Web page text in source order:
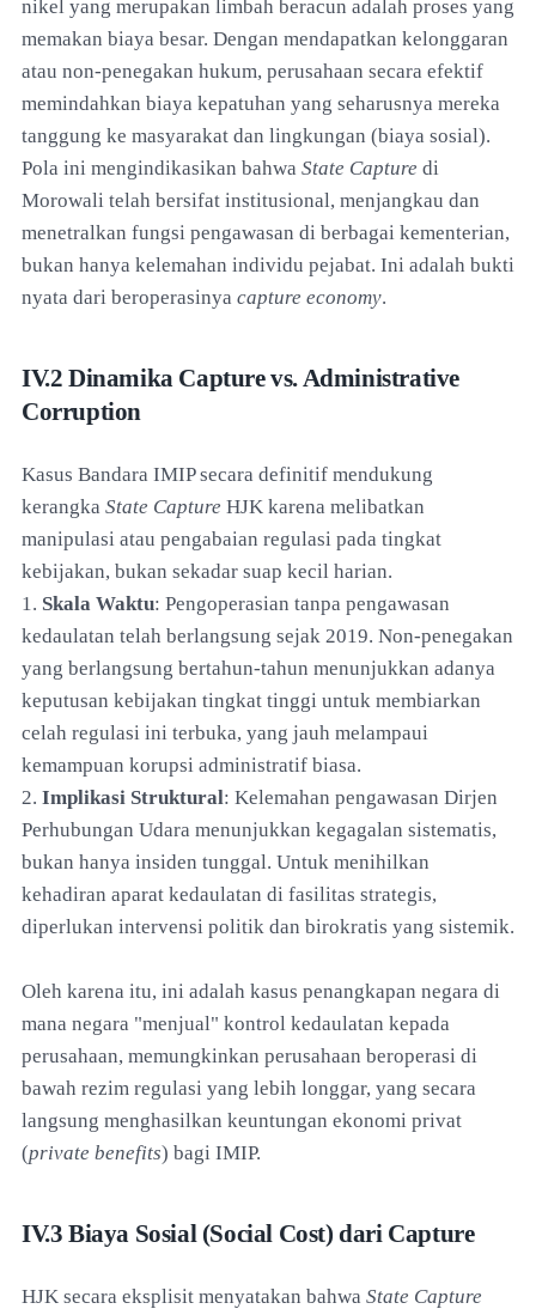
nikel yang merupakan limbah beracun adalah proses yang
memakan biaya besar. Dengan mendapatkan kelonggaran
atau non-penegakan hukum, perusahaan secara efektif
memindahkan biaya kepatuhan yang seharusnya mereka
tanggung ke masyarakat dan lingkungan (biaya sosial).
Pola ini mengindikasikan bahwa State Capture di
Morowali telah bersifat institusional, menjangkau dan
menetralkan fungsi pengawasan di berbagai kementerian,
bukan hanya kelemahan individu pejabat. Ini adalah bukti
nyata dari beroperasinya capture economy.
IV.2 Dinamika Capture vs. Administrative
Corruption
Kasus Bandara IMIP secara definitif mendukung
kerangka State Capture HJK karena melibatkan
manipulasi atau pengabaian regulasi pada tingkat
kebijakan, bukan sekadar suap kecil harian.
1. Skala Waktu: Pengoperasian tanpa pengawasan
kedaulatan telah berlangsung sejak 2019. Non-penegakan
yang berlangsung bertahun-tahun menunjukkan adanya
keputusan kebijakan tingkat tinggi untuk membiarkan
celah regulasi ini terbuka, yang jauh melampaui
kemampuan korupsi administratif biasa.
2. Implikasi Struktural: Kelemahan pengawasan Dirjen
Perhubungan Udara menunjukkan kegagalan sistematis,
bukan hanya insiden tunggal. Untuk menihilkan
kehadiran aparat kedaulatan di fasilitas strategis,
diperlukan intervensi politik dan birokratis yang sistemik.
Oleh karena itu, ini adalah kasus penangkapan negara di
mana negara "menjual" kontrol kedaulatan kepada
perusahaan, memungkinkan perusahaan beroperasi di
bawah rezim regulasi yang lebih longgar, yang secara
langsung menghasilkan keuntungan ekonomi privat
(private benefits) bagi IMIP.
IV.3 Biaya Sosial (Social Cost) dari Capture
HJK secara eksplisit menyatakan bahwa State Capture